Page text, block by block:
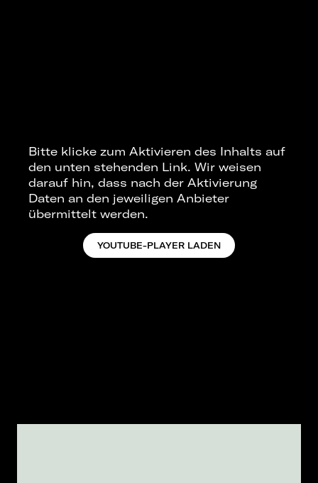
Bitte klicke zum Aktivieren des Inhalts auf
den unten stehenden Link. Wir weisen
darauf hin, dass nach der Aktivierung
Daten an den jeweiligen Anbieter
übermittelt werden.
YOUTUBE-PLAYER LADEN